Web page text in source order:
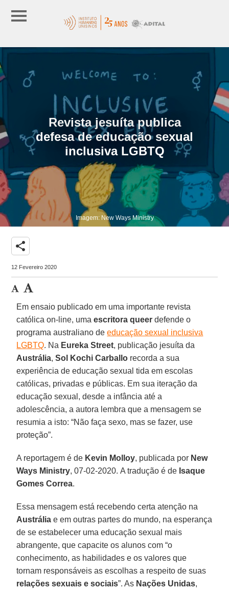
Revista jesuíta publica
defesa de educação sexual
inclusiva LGBTQ
Imagem: New Ways Ministry
share
12 Fevereiro 2020
Em ensaio publicado em uma importante revista
católica on-line, umaescritora queer defende o
programa australiano deeducação sexual inclusiva
LGBTQ. Na Eureka Street, publicação jesuíta da
Austrália,Sol Kochi Carballo recorda a sua
experiência de educação sexual tida em escolas
católicas, privadas e públicas. Em sua iteração da
educação sexual, desde a infância até a
adolescência, a autora lembra que a mensagem se
resumia a isto: “Não faça sexo, mas se fazer, use
proteção”.
A reportagem é de Kevin Molloy, publicada por New
Ways Ministry, 07-02-2020. A tradução é de Isaque
Gomes Correa.
Essa mensagem está recebendo certa atenção na
Austrália e em outras partes do mundo, na esperança
de se estabelecer uma educação sexual mais
abrangente, que capacite os alunos com “o
conhecimento, as habilidades e os valores que
tornam responsáveis as escolhas a respeito de suas
relações sexuais e sociais”. As Nações Unidas,